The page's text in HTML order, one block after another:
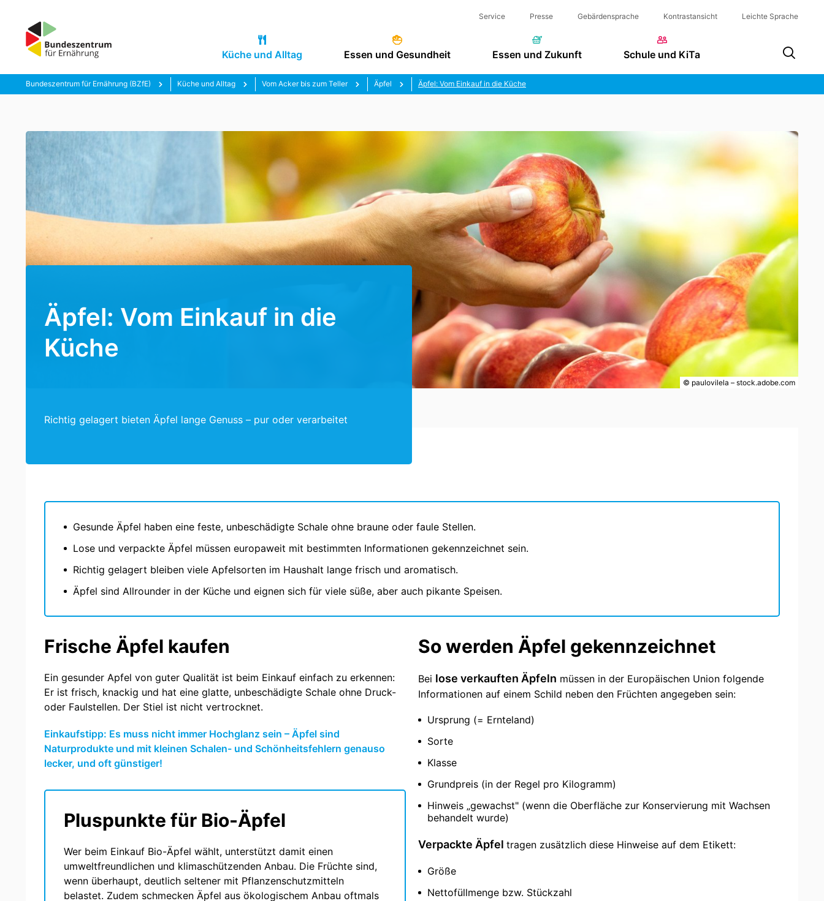
Service Presse Gebärdensprache Kontrastansicht Leichte Sprache
Küche und Alltag Essen und Gesundheit Essen und Zukunft Schule und KiTa
Bundeszentrum für Ernährung (BZfE) Küche und Alltag Vom Acker bis zum Teller Äpfel Äpfel: Vom Einkauf in die Küche
Äpfel: Vom Einkauf in die
Küche
Richtig gelagert bieten Äpfel lange Genuss – pur oder verarbeitet
© paulovilela – stock.adobe.com
Gesunde Äpfel haben eine feste, unbeschädigte Schale ohne braune oder faule Stellen.
Lose und verpackte Äpfel müssen europaweit mit bestimmten Informationen gekennzeichnet sein.
Richtig gelagert bleiben viele Apfelsorten im Haushalt lange frisch und aromatisch.
Äpfel sind Allrounder in der Küche und eignen sich für viele süße, aber auch pikante Speisen.
Frische Äpfel kaufen
Ein gesunder Apfel von guter Qualität ist beim Einkauf einfach zu erkennen:
Er ist frisch, knackig und hat eine glatte, unbeschädigte Schale ohne Druck-
oder Faulstellen. Der Stiel ist nicht vertrocknet.
Einkaufstipp: Es muss nicht immer Hochglanz sein – Äpfel sind
Naturprodukte und mit kleinen Schalen- und Schönheitsfehlern genauso
lecker, und oft günstiger!
Pluspunkte für Bio-Äpfel
Wer beim Einkauf Bio-Äpfel wählt, unterstützt damit einen
umweltfreundlichen und klimaschützenden Anbau. Die Früchte sind,
wenn überhaupt, deutlich seltener mit Pflanzenschutzmitteln
belastet. Zudem schmecken Äpfel aus ökologischem Anbau oftmals
So werden Äpfel gekennzeichnet
Bei lose verkauften Äpfeln müssen in der Europäischen Union folgende
Informationen auf einem Schild neben den Früchten angegeben sein:
Ursprung (= Ernteland)
Sorte
Klasse
Grundpreis (in der Regel pro Kilogramm)
Hinweis „gewachst" (wenn die Oberfläche zur Konservierung mit Wachsen
behandelt wurde)
Verpackte Äpfel tragen zusätzlich diese Hinweise auf dem Etikett:
Größe
Nettofüllmenge bzw. Stückzahl